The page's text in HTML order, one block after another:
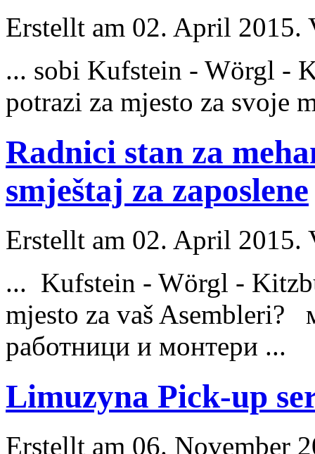
Erstellt am 02. April 2015.
... sobi Kufstein - Wörgl -
potrazi za mjesto za svoje
Radnici stan za
smještaj za zaposlene
Erstellt am 02. April 2015.
... Kufstein - Wörgl -
mjesto za vaš Asembleri?
работници и монтери ...
Limuzyna Pick-up
Erstellt am 06. November